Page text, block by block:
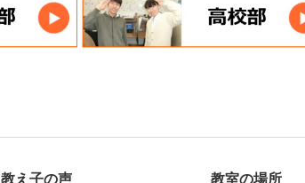
教え子の声 教室の場所